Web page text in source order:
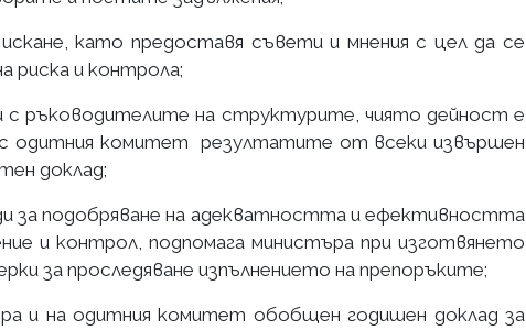
като предоставя съвети и мнения с цел да се
риска и контрола;
с ръководителите на структурите, чиято дейност е
одитния комитет резултатите от всеки извършен
доклад;
за подобряване на адекватността и ефективността
и контрол, подпомага министъра при изготвянето
за проследяване изпълнението на препоръките;
и на одитния комитет обобщен годишен доклад за